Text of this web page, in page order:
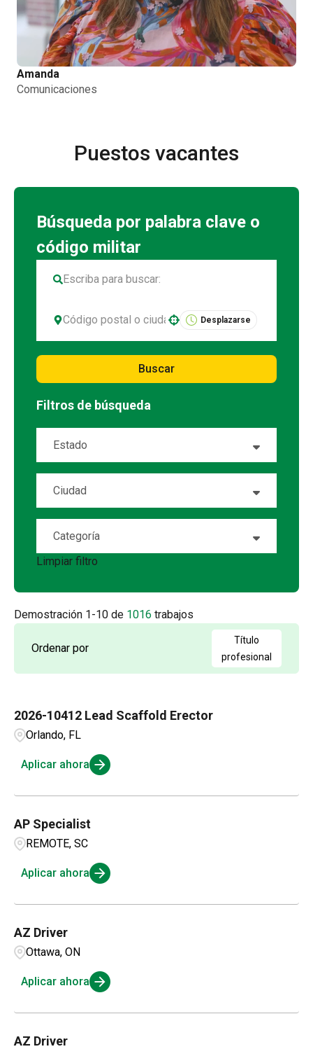
Amanda
Comunicaciones
Puestos vacantes
Desplazarse
Buscar
Filtros de búsqueda
Estado
Alabama 15
Alaska 1
Alberta 20
Arkansas
21
California 63
Connecticut
Ciudad
Abeline 7
Airway Heights 1
Albuquerque 2
Aldergrove 1
Amarillo
Categoría
Account Management
1
2
Business Intelligence
Compensation and Benefits
Compliance and Legal 1
Customer Service
Limpiar filtro
Demostración 1-10 de 1016 trabajos
Ordenar por
Título
profesional
2026-10412 Lead Scaffold Erector
Orlando, FL
Aplicar ahora
AP Specialist
REMOTE, SC
Aplicar ahora
AZ Driver
Ottawa, ON
Aplicar ahora
AZ Driver